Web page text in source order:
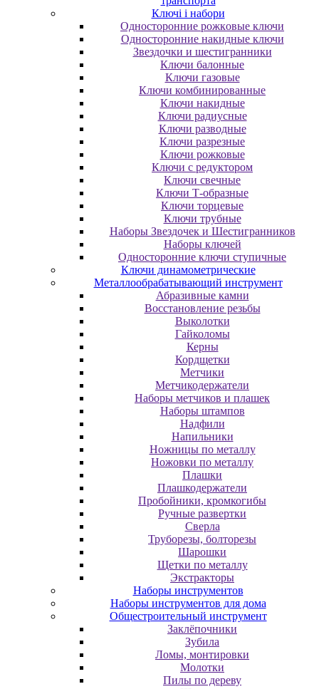
Ключі і набори
Oднocтopoнниe poжкoвыe ключи
Oднocтopoнниe нaкидныe ключи
Звездочки и шестигранники
Ключи балонные
Ключи газовые
Ключи комбинированные
Ключи накидные
Ключи радиусные
Ключи разводные
Ключи разрезные
Ключи рожковые
Ключи с редуктором
Ключи свечные
Ключи Т-образные
Ключи торцевые
Ключи трубные
Наборы Звездочек и Шестигранников
Наборы ключей
Односторонние ключи ступичные
Ключи динамометрические
Металлообрабатывающий инструмент
Абразивные камни
Восстановление резьбы
Выколотки
Гайколомы
Керны
Кордщетки
Метчики
Метчикодержатели
Наборы метчиков и плашек
Наборы штампов
Надфили
Напильники
Ножницы по металлу
Ножовки по металлу
Плашки
Плашкодержатели
Пробойники, кромкогибы
Ручные развертки
Сверла
Труборезы, болторезы
Шарошки
Щетки по металлу
Экcтpaктopы
Наборы инструментов
Наборы инструментов для дома
Общестроительный инструмент
Заклёпочники
Зубила
Ломы, монтировки
Молотки
Пилы по дереву